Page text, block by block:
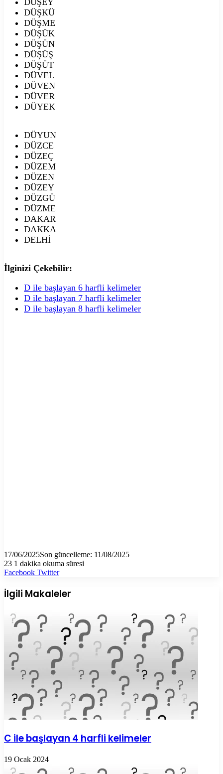
DÜŞKÜ
DÜŞME
DÜŞÜK
DÜŞÜN
DÜŞÜŞ
DÜŞÜT
DÜVEL
DÜVEN
DÜVER
DÜYEK
DÜYUN
DÜZCE
DÜZEÇ
DÜZEM
DÜZEN
DÜZEY
DÜZGÜ
DÜZME
DAKAR
DAKKA
DELHİ
İlginizi Çekebilir:
D ile başlayan 6 harfli kelimeler
D ile başlayan 7 harfli kelimeler
D ile başlayan 8 harfli kelimeler
17/06/2025Son güncelleme: 11/08/2025
23 1 dakika okuma süresi
Facebook TwitterLinkedIn
Tumblr
Pinterest
Reddit
VKontakte
E-
ile
paylaş
Yazdır
İlgili Makaleler
C ile başlayan 4 harfli kelimeler
19 Ocak 2024